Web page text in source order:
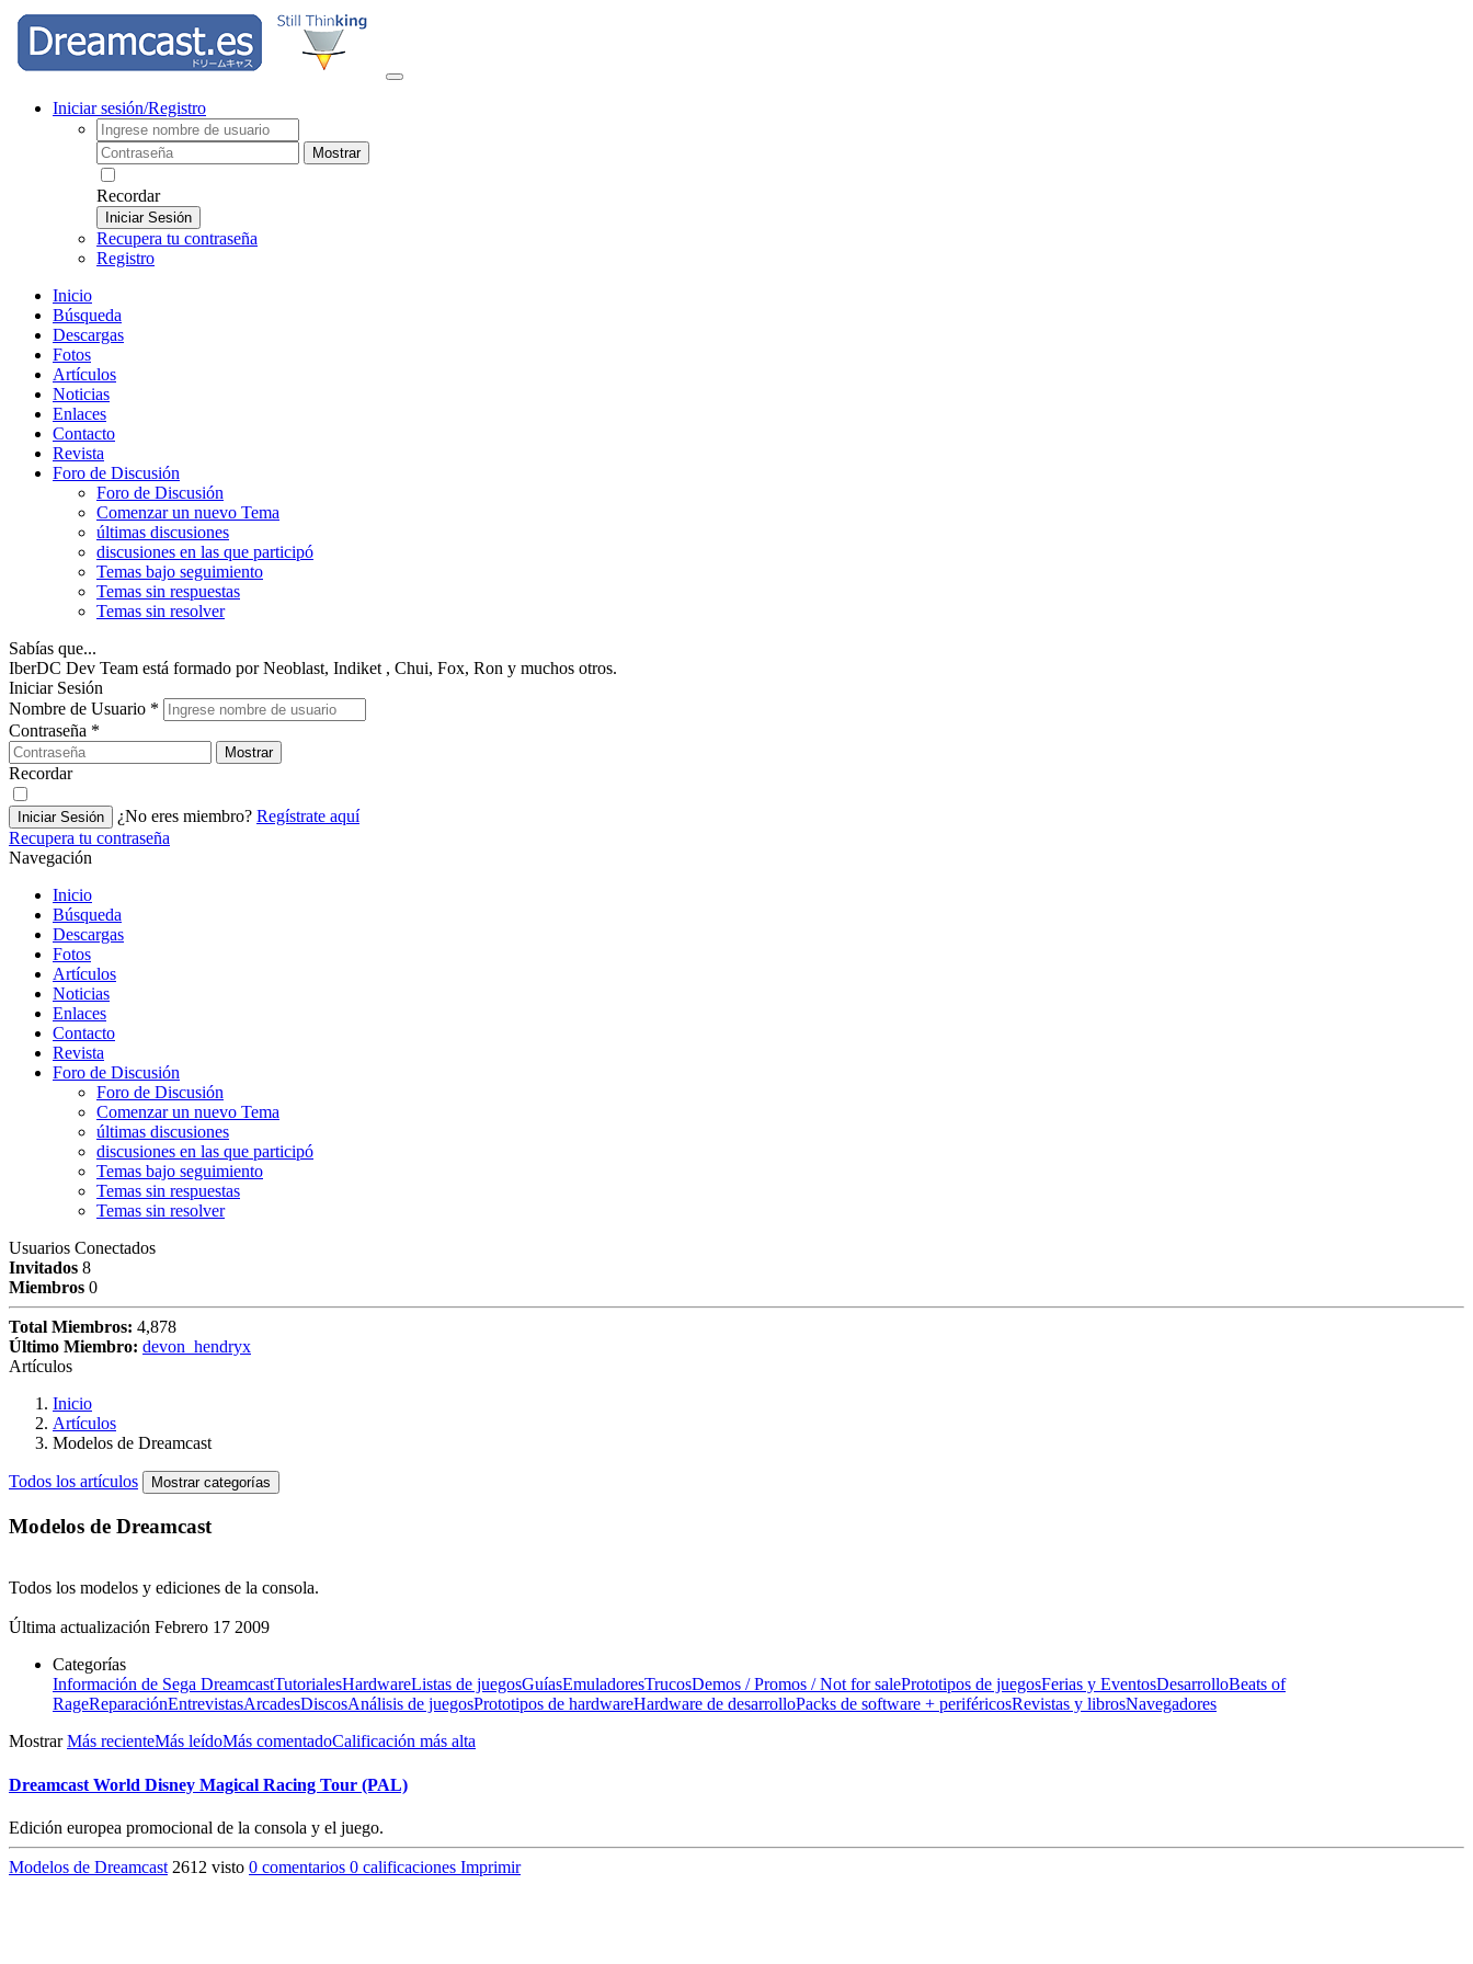
Iniciar sesión/Registro
Mostrar
Recordar
Iniciar Sesión
Recupera tu contraseña
Registro
Inicio
Búsqueda
Descargas
Fotos
Artículos
Noticias
Enlaces
Contacto
Revista
Foro de Discusión
Foro de Discusión
Comenzar un nuevo Tema
últimas discusiones
discusiones en las que participó
Temas bajo seguimiento
Temas sin respuestas
Temas sin resolver
Sabías que...
IberDC Dev Team está formado por Neoblast, Indiket , Chui, Fox, Ron y muchos otros.
Iniciar Sesión
Nombre de Usuario *
Contraseña *
Mostrar
Recordar
Iniciar Sesión ¿No eres miembro? Regístrate aquí
Recupera tu contraseña
Navegación
Inicio
Búsqueda
Descargas
Fotos
Artículos
Noticias
Enlaces
Contacto
Revista
Foro de Discusión
Foro de Discusión
Comenzar un nuevo Tema
últimas discusiones
discusiones en las que participó
Temas bajo seguimiento
Temas sin respuestas
Temas sin resolver
Usuarios Conectados
Invitados 8
Miembros 0
Total Miembros: 4,878
Último Miembro: devon_hendryx
Artículos
Inicio
Artículos
Modelos de Dreamcast
Todos los artículos Mostrar categorías
Modelos de Dreamcast
Todos los modelos y ediciones de la consola.
Última actualización Febrero 17 2009
Categorías
Información de Sega DreamcastTutorialesHardwareListas de juegosGuíasEmuladoresTrucosDemos / Promos / Not for salePrototipos de juegosFerias y EventosDesarrolloBeats of
RageReparaciónEntrevistasArcadesDiscosAnálisis de juegosPrototipos de hardwareHardware de desarrolloPacks de software + periféricosRevistas y librosNavegadores
Mostrar Más recienteMás leídoMás comentadoCalificación más alta
Dreamcast World Disney Magical Racing Tour (PAL)
Edición europea promocional de la consola y el juego.
Modelos de Dreamcast 2612 visto 0 comentarios 0 calificaciones Imprimir